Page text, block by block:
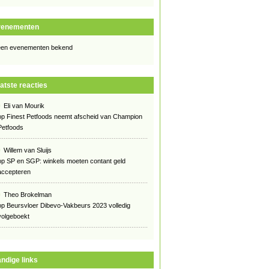
evenementen bekend
reacties
Eli van Mourik
Finest Petfoods neemt afscheid van Champion
Willem van Sluijs
SP en SGP: winkels moeten contant geld
Theo Brokelman
Beursvloer Dibevo-Vakbeurs 2023 volledig
links